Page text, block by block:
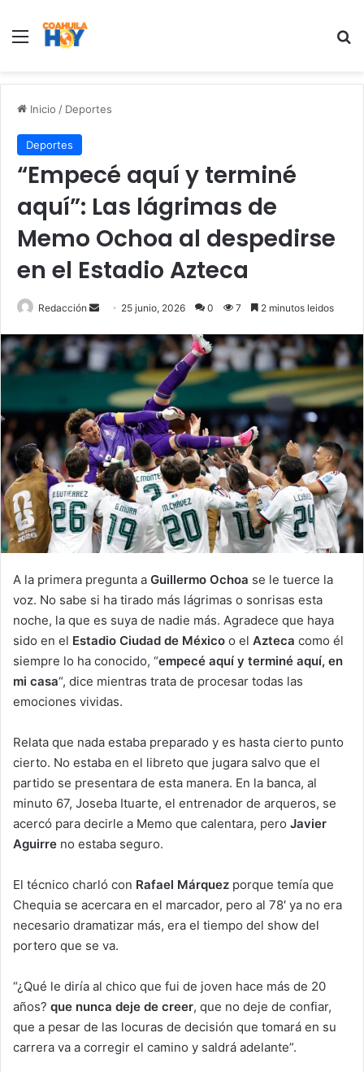
Menu
Inicio / Deportes
Deportes
“Empecé aquí y terminé
aquí”: Las lágrimas de
Memo Ochoa al despedirse
en el Estadio Azteca
Redacción
n
d
n
e
m
a
i
l
25 junio, 2026 0 7 2 minutos leidos
A la primera pregunta a Guillermo Ochoa se le tuerce la
voz. No sabe si ha tirado más lágrimas o sonrisas esta
noche, la que es suya de nadie más. Agradece que haya
sido en el Estadio Ciudad de México o el Azteca como él
siempre lo ha conocido, “empecé aquí y terminé aquí, en
mi casa“, dice mientras trata de procesar todas las
emociones vividas.
Relata que nada estaba preparado y es hasta cierto punto
cierto. No estaba en el libreto que jugara salvo que el
partido se presentara de esta manera. En la banca, al
minuto 67, Joseba Ituarte, el entrenador de arqueros, se
acercó para decirle a Memo que calentara, pero Javier
Aguirre no estaba seguro.
El técnico charló con Rafael Márquez porque temía que
Chequia se acercara en el marcador, pero al 78′ ya no era
necesario dramatizar más, era el tiempo del show del
portero que se va.
“¿Qué le diría al chico que fui de joven hace más de 20
años? que nunca deje de creer, que no deje de confiar,
que a pesar de las locuras de decisión que tomará en su
carrera va a corregir el camino y saldrá adelante”.